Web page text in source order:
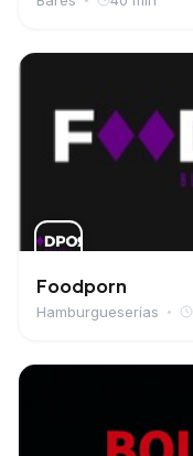
Foodporn
Hamburgueserías